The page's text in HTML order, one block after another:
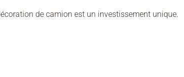
de camion est un investissement unique.